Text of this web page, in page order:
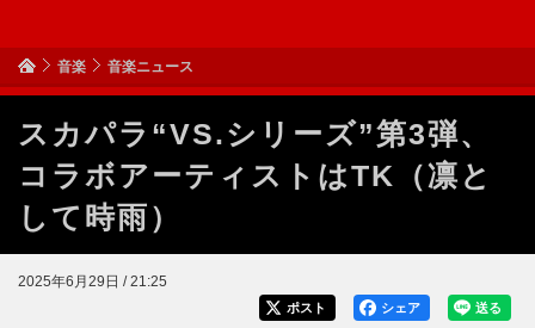
音楽 音楽ニュース
スカパラ“VS.シリーズ”第3弾、
コラボアーティストはTK（凛と
して時雨）
2025年6月29日 / 21:25
送る
シェア
ポスト